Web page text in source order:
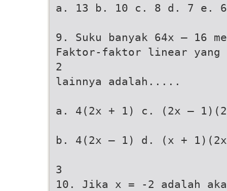
a. 13 b. 10 c. 8 d. 7 e. 6
9. Suku banyak 64x – 16
Faktor-faktor linear yang
2
lainnya adalah.....
a. 4(2x + 1) c. (2x –
b. 4(2x – 1) d. (x +
3
10. Jika x = -2 adalah